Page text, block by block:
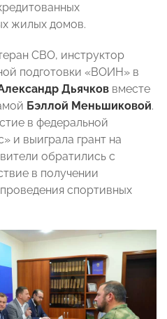
жилых домов.
СВО, инструктор
подготовки «ВОИН» в
Дьячков вместе
Бэллой Меньшиковой.
в федеральной
и выиграла грант на
обратились с
в получении
спортивных